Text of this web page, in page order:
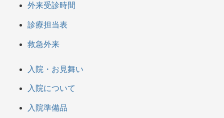
外来受診時間
診療担当表
救急外来
入院・お見舞い
入院について
入院準備品